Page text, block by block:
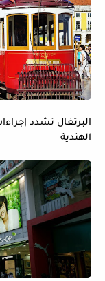
البرتغال تشدد
الهندية